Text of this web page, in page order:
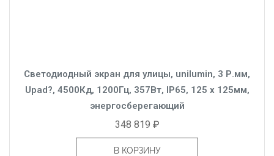
Светодиодный экран для улицы, unilumin, 3 Р.мм,
Upad?, 4500Кд, 1200Гц, 357Вт, IP65, 125 x 125мм,
энергосберегающий
348 819 ₽
В КОРЗИНУ